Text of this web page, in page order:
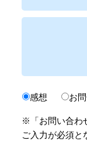
感想 お
※「お問い合わ
ご入力が必須と